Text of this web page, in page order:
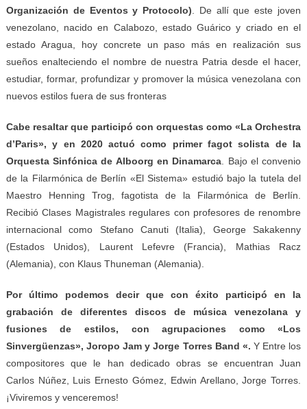
Organización de Eventos y Protocolo) . De allí que este joven
venezolano, nacido en Calabozo, estado Guárico y criado en el
estado Aragua, hoy concrete un paso más en realización sus
sueños enalteciendo el nombre de nuestra Patria desde el hacer,
estudiar, formar, profundizar y promover la música venezolana con
nuevos estilos fuera de sus fronteras
Cabe resaltar que participó con orquestas como «La Orchestra
d’Paris», y en 2020 actuó como primer fagot solista de la
Orquesta Sinfónica de Alboorg en Dinamarca . Bajo el convenio
de la Filarmónica de Berlín «El Sistema» estudió bajo la tutela del
Maestro Henning Trog, fagotista de la Filarmónica de Berlín.
Recibió Clases Magistrales regulares con profesores de renombre
internacional como Stefano Canuti (Italia), George Sakakenny
(Estados Unidos), Laurent Lefevre (Francia), Mathias Racz
(Alemania), con Klaus Thuneman (Alemania).
Por último podemos decir que con éxito participó en la
grabación de diferentes discos de música venezolana y
fusiones de estilos, con agrupaciones como «Los
Sinvergüenzas», Joropo Jam y Jorge Torres Band «. Y Entre los
compositores que le han dedicado obras se encuentran Juan
Carlos Núñez, Luis Ernesto Gómez, Edwin Arellano, Jorge Torres.
¡Viviremos y venceremos!